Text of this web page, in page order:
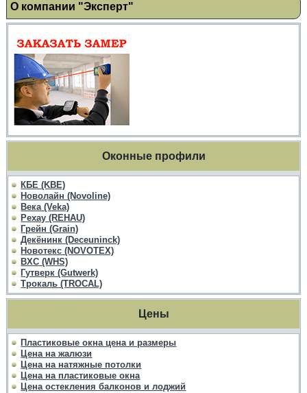
О компании "Эксперт"
Оконные профили
КБЕ (KBE)
Новолайн (Novoline)
Века (Veka)
Рехау (REHAU)
Грейн (Grain)
Декёнинк (Deceuninck)
Новотекс (NOVOTEX)
ВХС (WHS)
Гутверк (Gutwerk)
Трокаль (TROCAL)
Цены
Пластиковые окна цена и размеры
Цена на жалюзи
Цена на натяжные потолки
Цена на пластиковые окна
Цена остекления балконов и лоджий